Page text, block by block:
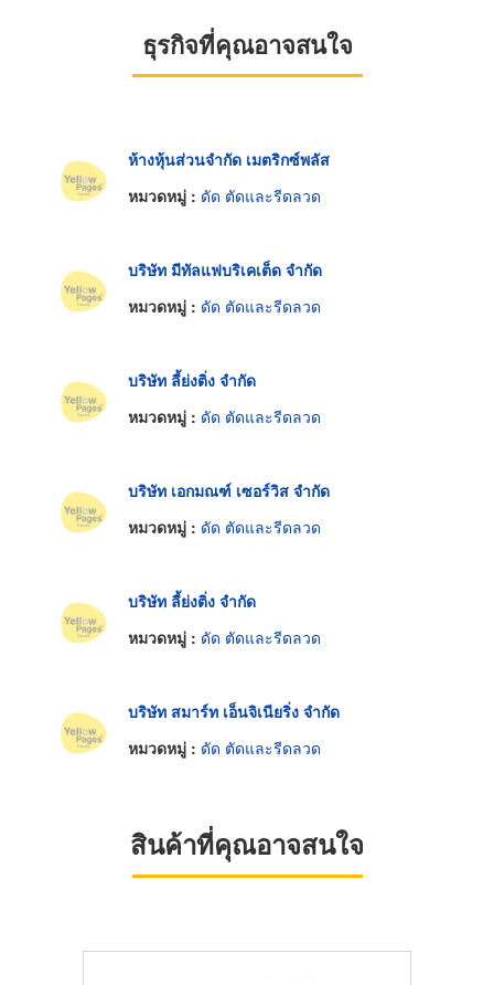
ธุรกิจที่คุณอาจสนใจ
ห้างหุ้นส่วนจำกัด เมตริกซ์พลัส
หมวดหมู่ : ดัด ตัดและรีดลวด
บริษัท มีทัลแฟบริเคเต็ด จำกัด
หมวดหมู่ : ดัด ตัดและรีดลวด
บริษัท ลี้ย่งติ่ง จำกัด
หมวดหมู่ : ดัด ตัดและรีดลวด
บริษัท เอกมณฑ์ เซอร์วิส จำกัด
หมวดหมู่ : ดัด ตัดและรีดลวด
บริษัท ลี้ย่งติ่ง จำกัด
หมวดหมู่ : ดัด ตัดและรีดลวด
บริษัท สมาร์ท เอ็นจิเนียริ่ง จำกัด
หมวดหมู่ : ดัด ตัดและรีดลวด
สินค้าที่คุณอาจสนใจ